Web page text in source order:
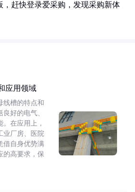
，赶快登录爱采购，发现采购新体
应用领域
线槽的特点和
好的电气、
在应用上，
业厂房、医院
借自身优势满
的高要求，保